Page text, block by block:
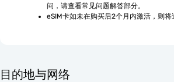
问，请查看常见问题解答部分。
eSIM卡如未在购买后2个月内激活，则将
目的地与网络